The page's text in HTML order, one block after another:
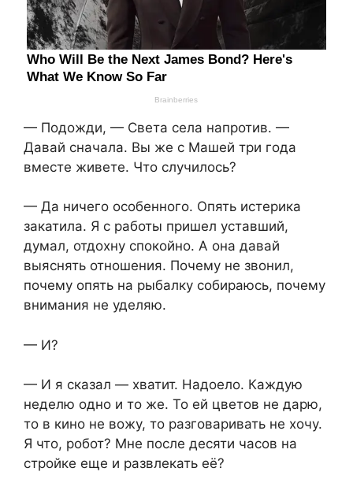
— Подожди, — Света села напротив. —
Давай сначала. Вы же с Машей три года
вместе живете. Что случилось?
— Да ничего особенного. Опять истерика
закатила. Я с работы пришел уставший,
думал, отдохну спокойно. А она давай
выяснять отношения. Почему не звонил,
почему опять на рыбалку собираюсь, почему
внимания не уделяю.
— И?
— И я сказал — хватит. Надоело. Каждую
неделю одно и то же. То ей цветов не дарю,
то в кино не вожу, то разговаривать не хочу.
Я что, робот? Мне после десяти часов на
стройке еще и развлекать её?